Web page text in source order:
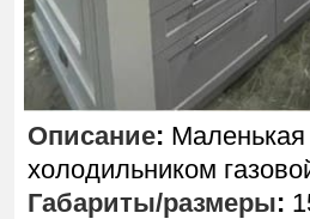
Описание: Маленькая
холодильником
Габариты/размеры: